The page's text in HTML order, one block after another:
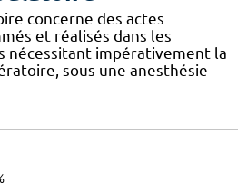
concerne des actes
et réalisés dans les
nécessitant impérativement la
sous une anesthésie